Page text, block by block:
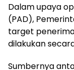
Dalam upaya
(PAD),
target
dilakukan
Sumbernya